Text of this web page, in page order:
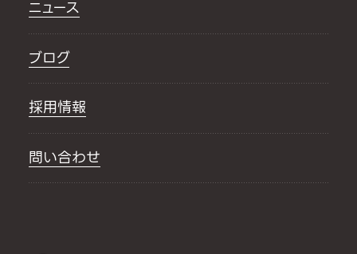
ニュース
ブログ
採用情報
問い合わせ